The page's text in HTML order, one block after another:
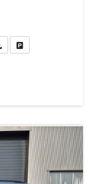
Sie an
PDF-Datei, Fahrzeugexposé